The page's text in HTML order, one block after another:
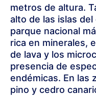
metros de altura.
alto de las islas
parque nacional
rica en minerales,
de lava y los
presencia de
endémicas. En las
pino y cedro